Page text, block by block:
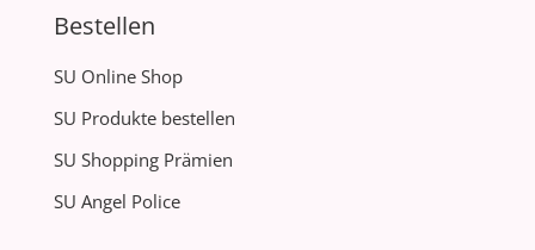
Bestellen
SU Online Shop
SU Produkte bestellen
SU Shopping Prämien
SU Angel Police